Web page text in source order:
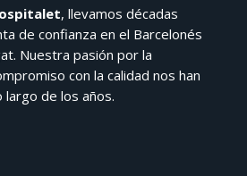
, llevamos décadas
de confianza en el Barcelonés
Nuestra pasión por la
con la calidad nos han
largo de los años.